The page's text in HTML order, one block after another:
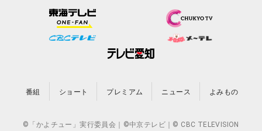
番組 ショート プレミアム ニュース よみもの
©「かよチュー」実行委員会｜©中京テレビ｜© CBC TELEVISION